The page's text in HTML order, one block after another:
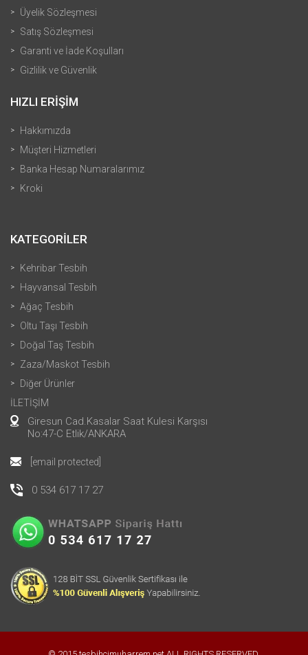
Üyelik Sözleşmesi
Satış Sözleşmesi
Garanti ve İade Koşulları
Gizlilik ve Güvenlik
HIZLI ERİŞİM
Hakkımızda
Müşteri Hizmetleri
Banka Hesap Numaralarımız
Kroki
KATEGORİLER
Kehribar Tesbih
Hayvansal Tesbih
Ağaç Tesbih
Oltu Taşı Tesbih
Doğal Taş Tesbih
Zaza/Maskot Tesbih
Diğer Ürünler
İLETİŞİM
Giresun Cad.Kasalar Saat Kulesi Karşısı
No:47-C Etlik/ANKARA
[email protected]
0 534 617 17 27